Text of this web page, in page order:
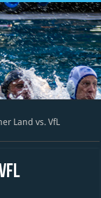
Land vs. VfL